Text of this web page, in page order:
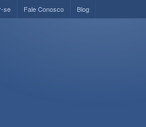
se Fale Conosco Blog